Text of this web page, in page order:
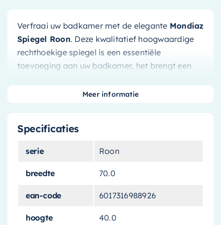
Verfraai uw badkamer met de elegante Mondiaz
Spiegel Roon. Deze kwalitatief hoogwaardige
rechthoekige spiegel is een essentiële
toevoeging aan uw badkamer, het brengt een
Met zijn strakke lijnen en eenvoudige vorm is de
op elke badkamer. Het ontwerp van 40x70cm
past moeiteloos bij elke stijl, van modern tot
beeld, ideaal voor uw dagelijkse routine, van
Specificaties
serie Roon
breedte 70.0
ean-code 6017316988926
hoogte 40.0
Meer informatie